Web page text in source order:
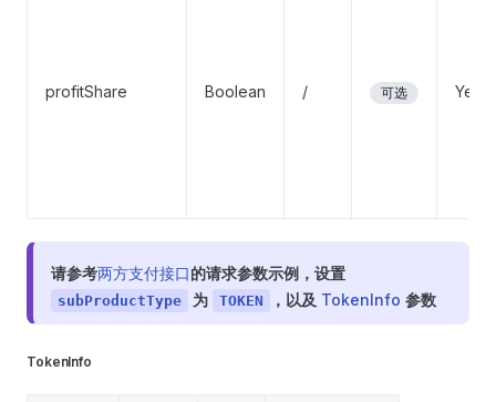
profitShare Boolean / 可选 Yes
请参考两方支付接口的请求参数示例，设置
subProductType 为 TOKEN ，以及 TokenInfo 参数
TokenInfo